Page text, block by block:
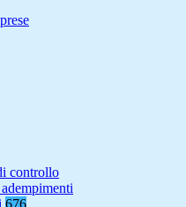
controllo